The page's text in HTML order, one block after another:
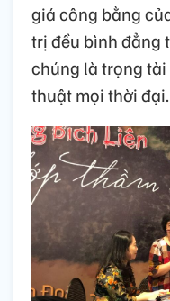
giá công bằng
trị đều bình đẳng
chúng là trọng
thuật mọi thời đại.